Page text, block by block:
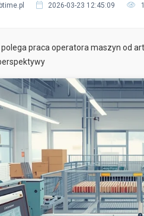
2026-03-23 12:45:09
praca operatora maszyn od